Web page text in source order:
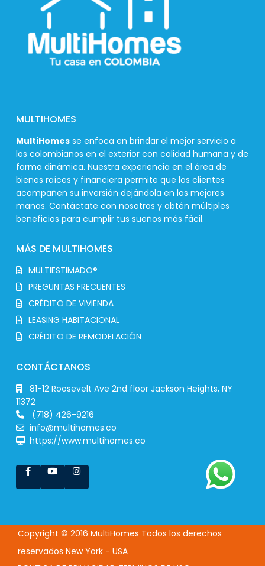
MULTIHOMES
MultiHomes se enfoca en brindar el mejor servicio a
los colombianos en el exterior con calidad humana y de
forma dinámica. Nuestra experiencia en el área de
bienes raíces y financiera permite que los clientes
acompañen su inversión dejándola en las mejores
manos. Contáctate con nosotros y obtén múltiples
beneficios para cumplir tus sueños más fácil.
MÁS DE MULTIHOMES
MULTIESTIMADO®
PREGUNTAS FRECUENTES
CRÉDITO DE VIVIENDA
LEASING HABITACIONAL
CRÉDITO DE REMODELACIÓN
CONTÁCTANOS
81-12 Roosevelt Ave 2nd floor Jackson Heights, NY
11372
(718) 426-9216
info@multihomes.co
https://www.multihomes.co
Copyright © 2016 MultiHomes Todos los derechos
reservados New York - USA